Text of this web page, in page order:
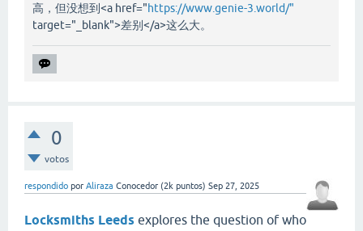
高，但没想到<a href="https://www.genie-3.world/"
target="_blank">差别</a>这么大。
0
votos
respondido por Aliraza Conocedor (2k puntos) Sep 27, 2025
Locksmiths Leeds explores the question of who